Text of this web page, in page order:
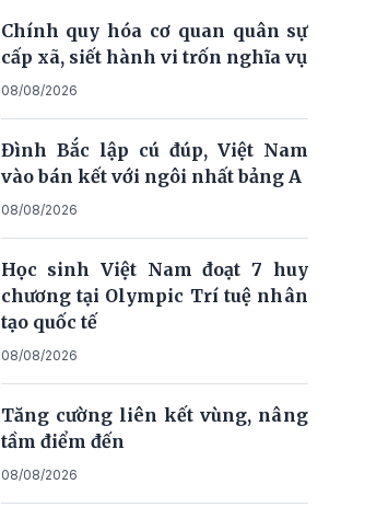
Chính quy hóa cơ quan quân sự
cấp xã, siết hành vi trốn nghĩa vụ
08/08/2026
Đình Bắc lập cú đúp, Việt Nam
vào bán kết với ngôi nhất bảng A
08/08/2026
Học sinh Việt Nam đoạt 7 huy
chương tại Olympic Trí tuệ nhân
tạo quốc tế
08/08/2026
Tăng cường liên kết vùng, nâng
tầm điểm đến
08/08/2026